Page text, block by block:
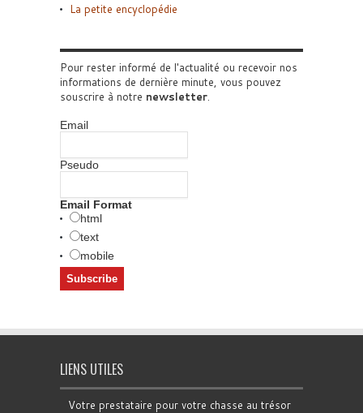
La petite encyclopédie
Pour rester informé de l'actualité ou recevoir nos
informations de dernière minute, vous pouvez
souscrire à notre newsletter.
Email
Pseudo
Email Format
html
text
mobile
LIENS UTILES
Votre prestataire pour votre chasse au trésor